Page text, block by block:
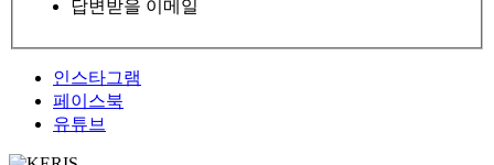
답변받을 이메일
인스타그램
페이스북
유튜브